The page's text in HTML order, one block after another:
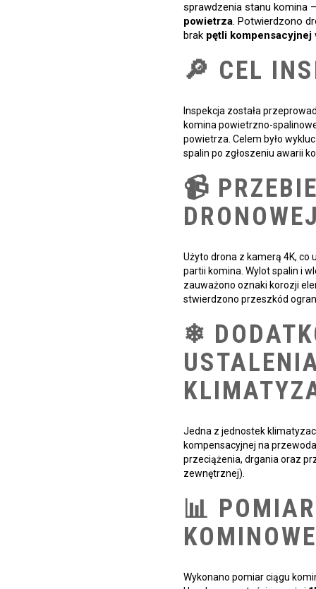
sprawdzenia stanu komina
powietrza. Potwierdzono
brak pętli kompensacyjnej
🔎 CEL
Inspekcja została
komina powietrzno-
powietrza. Celem było
spalin po zgłoszeniu awarii
📹
Użyto drona z kamerą 4K, co
partii komina. Wylot spalin i
zauważono oznaki korozji
stwierdzono przeszkód
❄
Jedna z jednostek
kompensacyjnej na
przeciążenia, drgania oraz
zewnętrznej).
📊
Wykonano pomiar ciągu